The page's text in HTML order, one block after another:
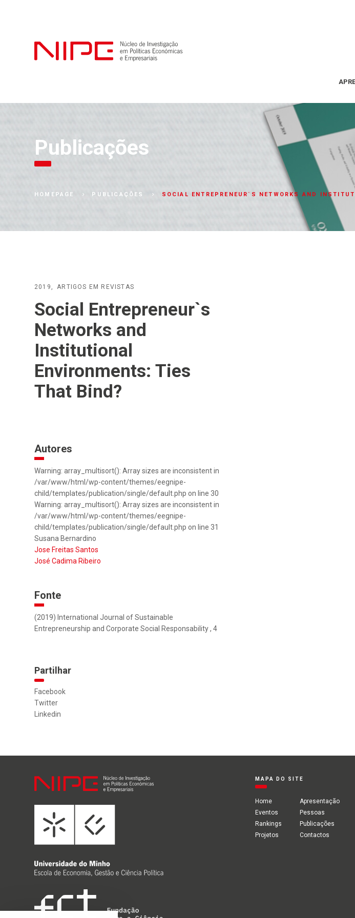
Publicações
HOMEPAGE PUBLICAÇÕES SOCIAL ENTREPRENEUR`S NETWORKS AND
2019 ARTIGOS EM REVISTAS
Social Entrepreneur`s
Networks and
Institutional
Environments: Ties
That Bind?
Autores
Warning: array_multisort(): Array sizes are inconsistent in
/var/www/html/wp-content/themes/eegnipe-
child/templates/publication/single/default.php on line 30
Warning: array_multisort(): Array sizes are inconsistent in
/var/www/html/wp-content/themes/eegnipe-
child/templates/publication/single/default.php on line 31
Susana Bernardino
Jose Freitas Santos
José Cadima Ribeiro
Fonte
(2019) International Journal of Sustainable
Entrepreneurship and Corporate Social Responsability , 4
Partilhar
Facebook
Twitter
Linkedin
MAPA DO SITE
Home
Apresentação
Eventos
Pessoas
Rankings
Publicações
Projetos
Contactos